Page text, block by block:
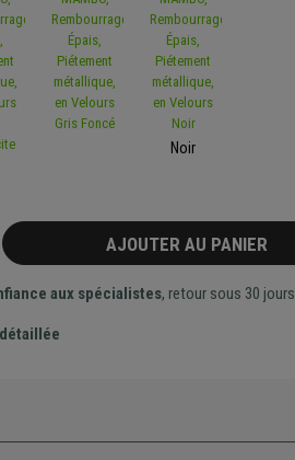
Noir
AJOUTER AU PANIER
aux spécialistes, retour sous 30 jours